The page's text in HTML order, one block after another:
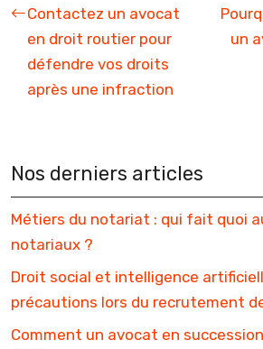
Contactez un avocat
en droit routier pour
défendre vos droits
après une infraction
un
Nos derniers articles
Métiers du notariat : qui fait quoi
notariaux ?
Droit social et intelligence
précautions lors du recrutement
Comment un avocat en